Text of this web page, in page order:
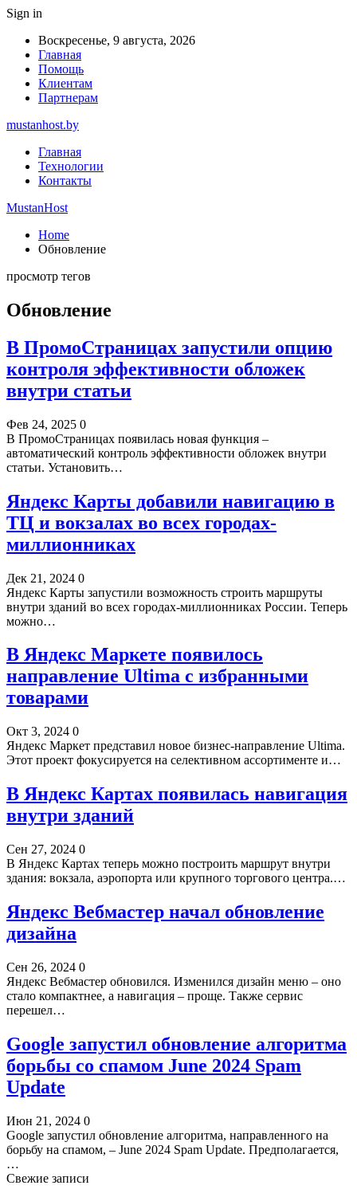
Sign in
Воскресенье, 9 августа, 2026
Главная
Помощь
Клиентам
Партнерам
mustanhost.by
Главная
Технологии
Контакты
MustanHost
Home
Обновление
просмотр тегов
Обновление
В ПромоСтраницах запустили опцию
контроля эффективности обложек
внутри статьи
Фев 24, 2025 0
В ПромоСтраницах появилась новая функция –
автоматический контроль эффективности обложек внутри
статьи. Установить…
Яндекс Карты добавили навигацию в
ТЦ и вокзалах во всех городах-
миллионниках
Дек 21, 2024 0
Яндекс Карты запустили возможность строить маршруты
внутри зданий во всех городах-миллионниках России. Теперь
можно…
В Яндекс Маркете появилось
направление Ultima с избранными
товарами
Окт 3, 2024 0
Яндекс Маркет представил новое бизнес-направление Ultima.
Этот проект фокусируется на селективном ассортименте и…
В Яндекс Картах появилась навигация
внутри зданий
Сен 27, 2024 0
В Яндекс Картах теперь можно построить маршрут внутри
здания: вокзала, аэропорта или крупного торгового центра.…
Яндекс Вебмастер начал обновление
дизайна
Сен 26, 2024 0
Яндекс Вебмастер обновился. Изменился дизайн меню – оно
стало компактнее, а навигация – проще. Также сервис
перешел…
Google запустил обновление алгоритма
борьбы со спамом June 2024 Spam
Update
Июн 21, 2024 0
Google запустил обновление алгоритма, направленного на
борьбу на спамом, – June 2024 Spam Update. Предполагается,
…
Свежие записи